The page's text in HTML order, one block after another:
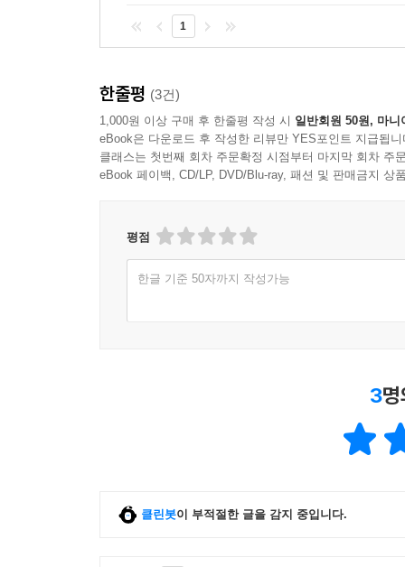
1
한줄평 (3건)
1,000원 이상 구매 후 한줄평 작성 시 일반회원 50원, 마니
eBook은 다운로드 후 작성한 리뷰만 YES포인트 지급됩니
클래스는 첫번째 회차 주문확정 시점부터 마지막 회차 주
eBook 페이백, CD/LP, DVD/Blu-ray, 패션 및 판매금지 상
평점
한글 기준 50자까지 작성가능
3
클린봇이 부적절한 글을 감지 중입니다.